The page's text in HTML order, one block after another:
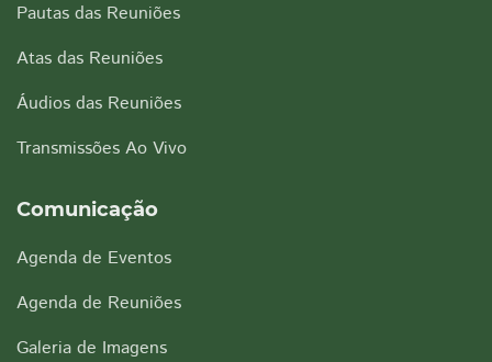
Pautas das Reuniões
Atas das Reuniões
Áudios das Reuniões
Transmissões Ao Vivo
Comunicação
Agenda de Eventos
Agenda de Reuniões
Galeria de Imagens